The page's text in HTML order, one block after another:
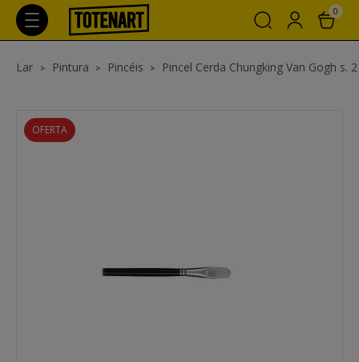
0
Lar Pintura Pincéis Pincel Cerda Chungking Van Gogh s.
OFERTA